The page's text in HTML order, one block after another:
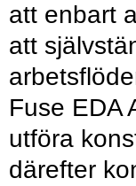
att enbart
att
Fuse EDA
utföra
därefter